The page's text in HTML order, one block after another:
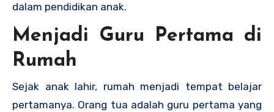
dalam pendidikan anak.
Menjadi Guru Pertama di
Rumah
Sejak anak lahir, rumah menjadi tempat belajar
pertamanya. Orang tua adalah guru pertama yang